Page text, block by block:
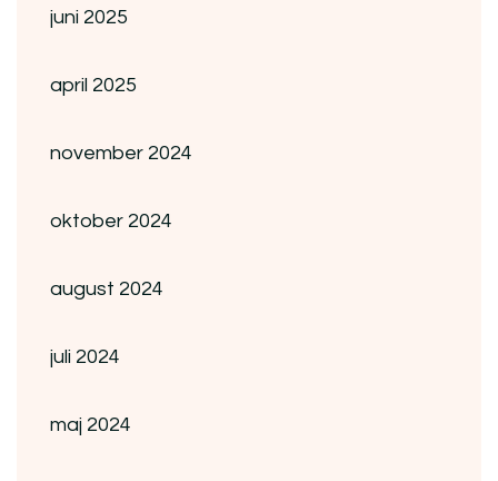
juni 2025
april 2025
november 2024
oktober 2024
august 2024
juli 2024
maj 2024